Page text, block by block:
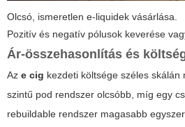
Olcsó, ismeretlen e-liquidek vásárlása.
Pozitív és negatív pólusok keverése
Ár-összehasonlítás és
Az e cig kezdeti költsége széles skálán
szintű pod rendszer olcsóbb, míg egy
rebuildable rendszer magasabb